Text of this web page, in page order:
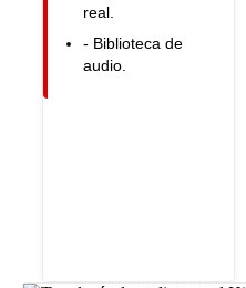
real.
- Biblioteca de
audio.